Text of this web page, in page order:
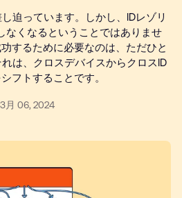
迫っています。しかし、IDレゾリ
なくなるということではありませ
するために必要なのは、ただひと
は、クロスデバイスからクロスID
フトすることです。
3月 06, 2024